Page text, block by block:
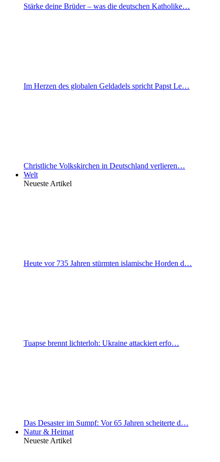
Stärke deine Brüder – was die deutschen Katholike…
Im Herzen des globalen Geldadels spricht Papst Le…
Christliche Volkskirchen in Deutschland verlieren…
Welt
Neueste Artikel
Heute vor 735 Jahren stürmten islamische Horden d…
Tuapse brennt lichterloh: Ukraine attackiert erfo…
Das Desaster im Sumpf: Vor 65 Jahren scheiterte d…
Natur & Heimat
Neueste Artikel